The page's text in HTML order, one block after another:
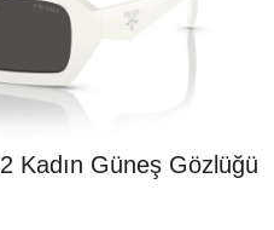
Kadın Güneş Gözlüğü